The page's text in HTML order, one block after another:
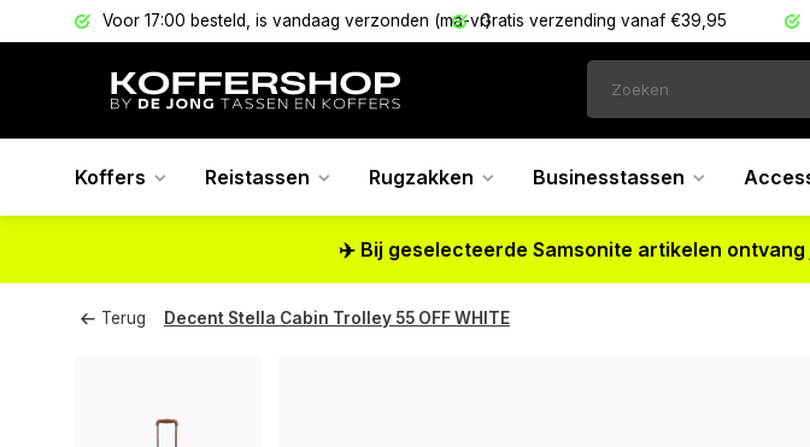
Voor 17:00 besteld, is vandaag verzonden (ma-vr)Gratis verzending vanaf €39,95
Koffers Reistassen Rugzakken Businesstassen
✈️ Bij geselecteerde Samsonite artikelen
Terug Decent Stella Cabin Trolley 55 OFF WHITE